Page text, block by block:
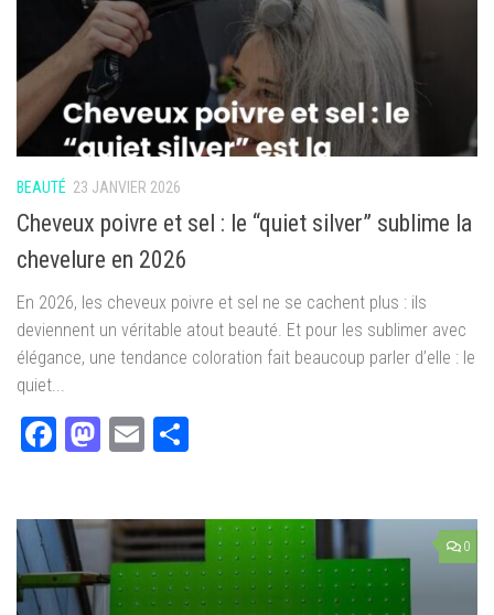
BEAUTÉ 23 JANVIER 2026
Cheveux poivre et sel : le “quiet silver” sublime la
chevelure en 2026
En 2026, les cheveux poivre et sel ne se cachent plus : ils
deviennent un véritable atout beauté. Et pour les sublimer avec
élégance, une tendance coloration fait beaucoup parler d’elle : le
quiet...
Facebook
Mastodon
Email
0